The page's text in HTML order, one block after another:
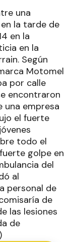
una
la tarde de
en la
en la
Según
Motomel
por calle
encontraron
una empresa
el fuerte
todo el
golpe en
del
al
personal de
de
las lesiones
de